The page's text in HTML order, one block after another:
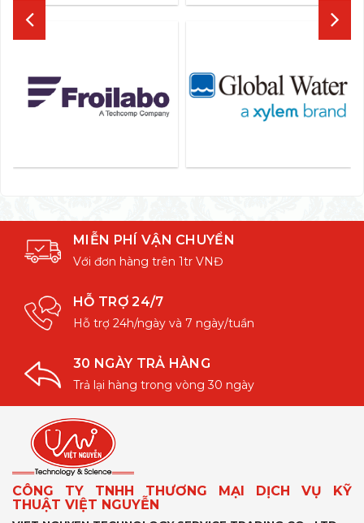
MIỄN PHÍ VẬN CHUYỂN
Với đơn hàng trên 1tr VNĐ
HỖ TRỢ 24/7
Hỗ trợ 24h/ngày và 7 ngày/tuần
30 NGÀY TRẢ HÀNG
Trả lại hàng trong vòng 30 ngày
CÔNG TY TNHH THƯƠNG MẠI DỊCH VỤ KỸ
THUẬT VIỆT NGUYỄN